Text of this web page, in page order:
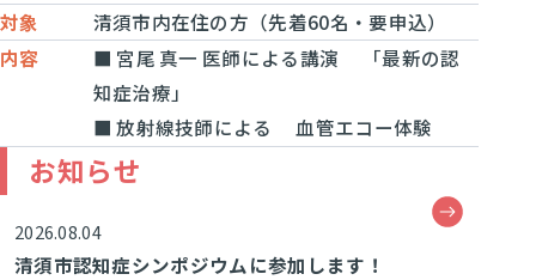
対象
清須市内在住の方（先着60名・要申込）
内容
■ 宮尾 真一 医師による講演 「最新の認
知症治療」
■ 放射線技師による 血管エコー体験
お知らせ
2026.08.04
清須市認知症シンポジウムに参加します！